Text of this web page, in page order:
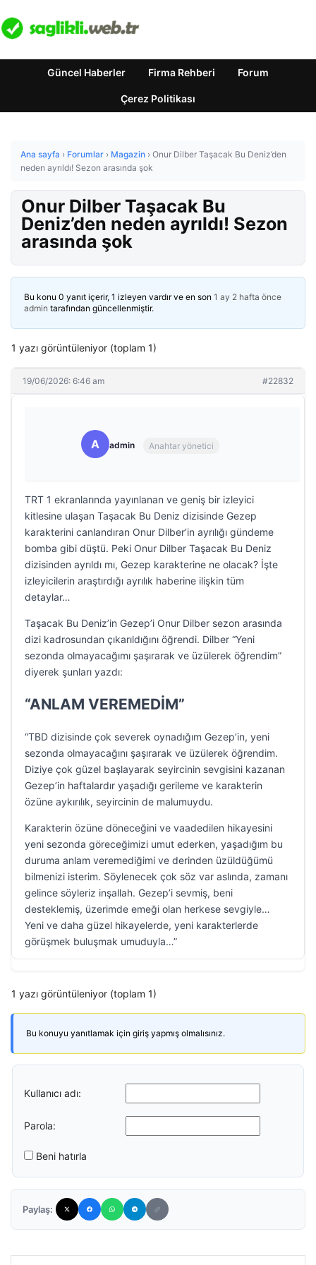
Güncel Haberler Firma Rehberi Forum
Çerez Politikası
Ana sayfa › Forumlar › Magazin › Onur Dilber Taşacak Bu Deniz’den
neden ayrıldı! Sezon arasında şok
Onur Dilber Taşacak Bu
Deniz’den neden ayrıldı! Sezon
arasında şok
Bu konu 0 yanıt içerir, 1 izleyen vardır ve en son 1 ay 2 hafta önce
admin tarafından güncellenmiştir.
1 yazı görüntüleniyor (toplam 1)
19/06/2026: 6:46 am #22832
A admin Anahtar yönetici
TRT 1 ekranlarında yayınlanan ve geniş bir izleyici
kitlesine ulaşan Taşacak Bu Deniz dizisinde Gezep
karakterini canlandıran Onur Dilber’in ayrılığı gündeme
bomba gibi düştü. Peki Onur Dilber Taşacak Bu Deniz
dizisinden ayrıldı mı, Gezep karakterine ne olacak? İşte
izleyicilerin araştırdığı ayrılık haberine ilişkin tüm
detaylar…
Taşacak Bu Deniz’in Gezep’i Onur Dilber sezon arasında
dizi kadrosundan çıkarıldığını öğrendi. Dilber “Yeni
sezonda olmayacağımı şaşırarak ve üzülerek öğrendim”
diyerek şunları yazdı:
“ANLAM VEREMEDİM”
“TBD dizisinde çok severek oynadığım Gezep’in, yeni
sezonda olmayacağını şaşırarak ve üzülerek öğrendim.
Diziye çok güzel başlayarak seyircinin sevgisini kazanan
Gezep’in haftalardır yaşadığı gerileme ve karakterin
özüne aykırılık, seyircinin de malumuydu.
Karakterin özüne döneceğini ve vaadedilen hikayesini
yeni sezonda göreceğimizi umut ederken, yaşadığım bu
duruma anlam veremediğimi ve derinden üzüldüğümü
bilmenizi isterim. Söylenecek çok söz var aslında, zamanı
gelince söyleriz inşallah. Gezep’i sevmiş, beni
desteklemiş, üzerimde emeği olan herkese sevgiyle…
Yeni ve daha güzel hikayelerde, yeni karakterlerde
görüşmek buluşmak umuduyla…”
1 yazı görüntüleniyor (toplam 1)
Bu konuyu yanıtlamak için giriş yapmış olmalısınız.
Kullanıcı adı:
Parola:
Beni hatırla
Paylaş: